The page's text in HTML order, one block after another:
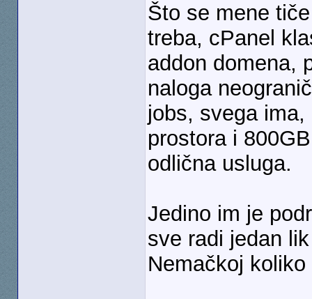
Što se mene
treba, cPanel
addon domena,
naloga
jobs, svega
prostora i
odlična usluga.
Jedino im je
sve radi jedan
Nemačkoj